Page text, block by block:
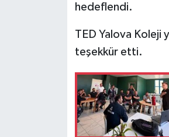
hedeflendi.
TED Yalova Koleji
teşekkür etti.